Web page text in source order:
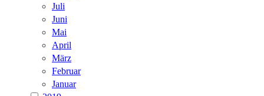
Juli
Juni
Mai
April
März
Februar
Januar